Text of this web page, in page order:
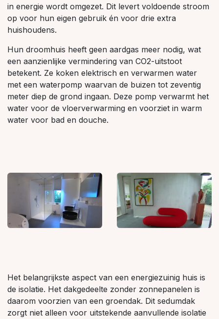
in energie wordt omgezet. Dit levert voldoende stroom
op voor hun eigen gebruik én voor drie extra
huishoudens.
Hun droomhuis heeft geen aardgas meer nodig, wat
een aanzienlijke vermindering van CO2-uitstoot
betekent. Ze koken elektrisch en verwarmen water
met een waterpomp waarvan de buizen tot zeventig
meter diep de grond ingaan. Deze pomp verwarmt het
water voor de vloerverwarming en voorziet in warm
water voor bad en douche.
Het belangrijkste aspect van een energiezuinig huis is
de isolatie. Het dakgedeelte zonder zonnepanelen is
daarom voorzien van een groendak. Dit sedumdak
zorgt niet alleen voor uitstekende aanvullende isolatie